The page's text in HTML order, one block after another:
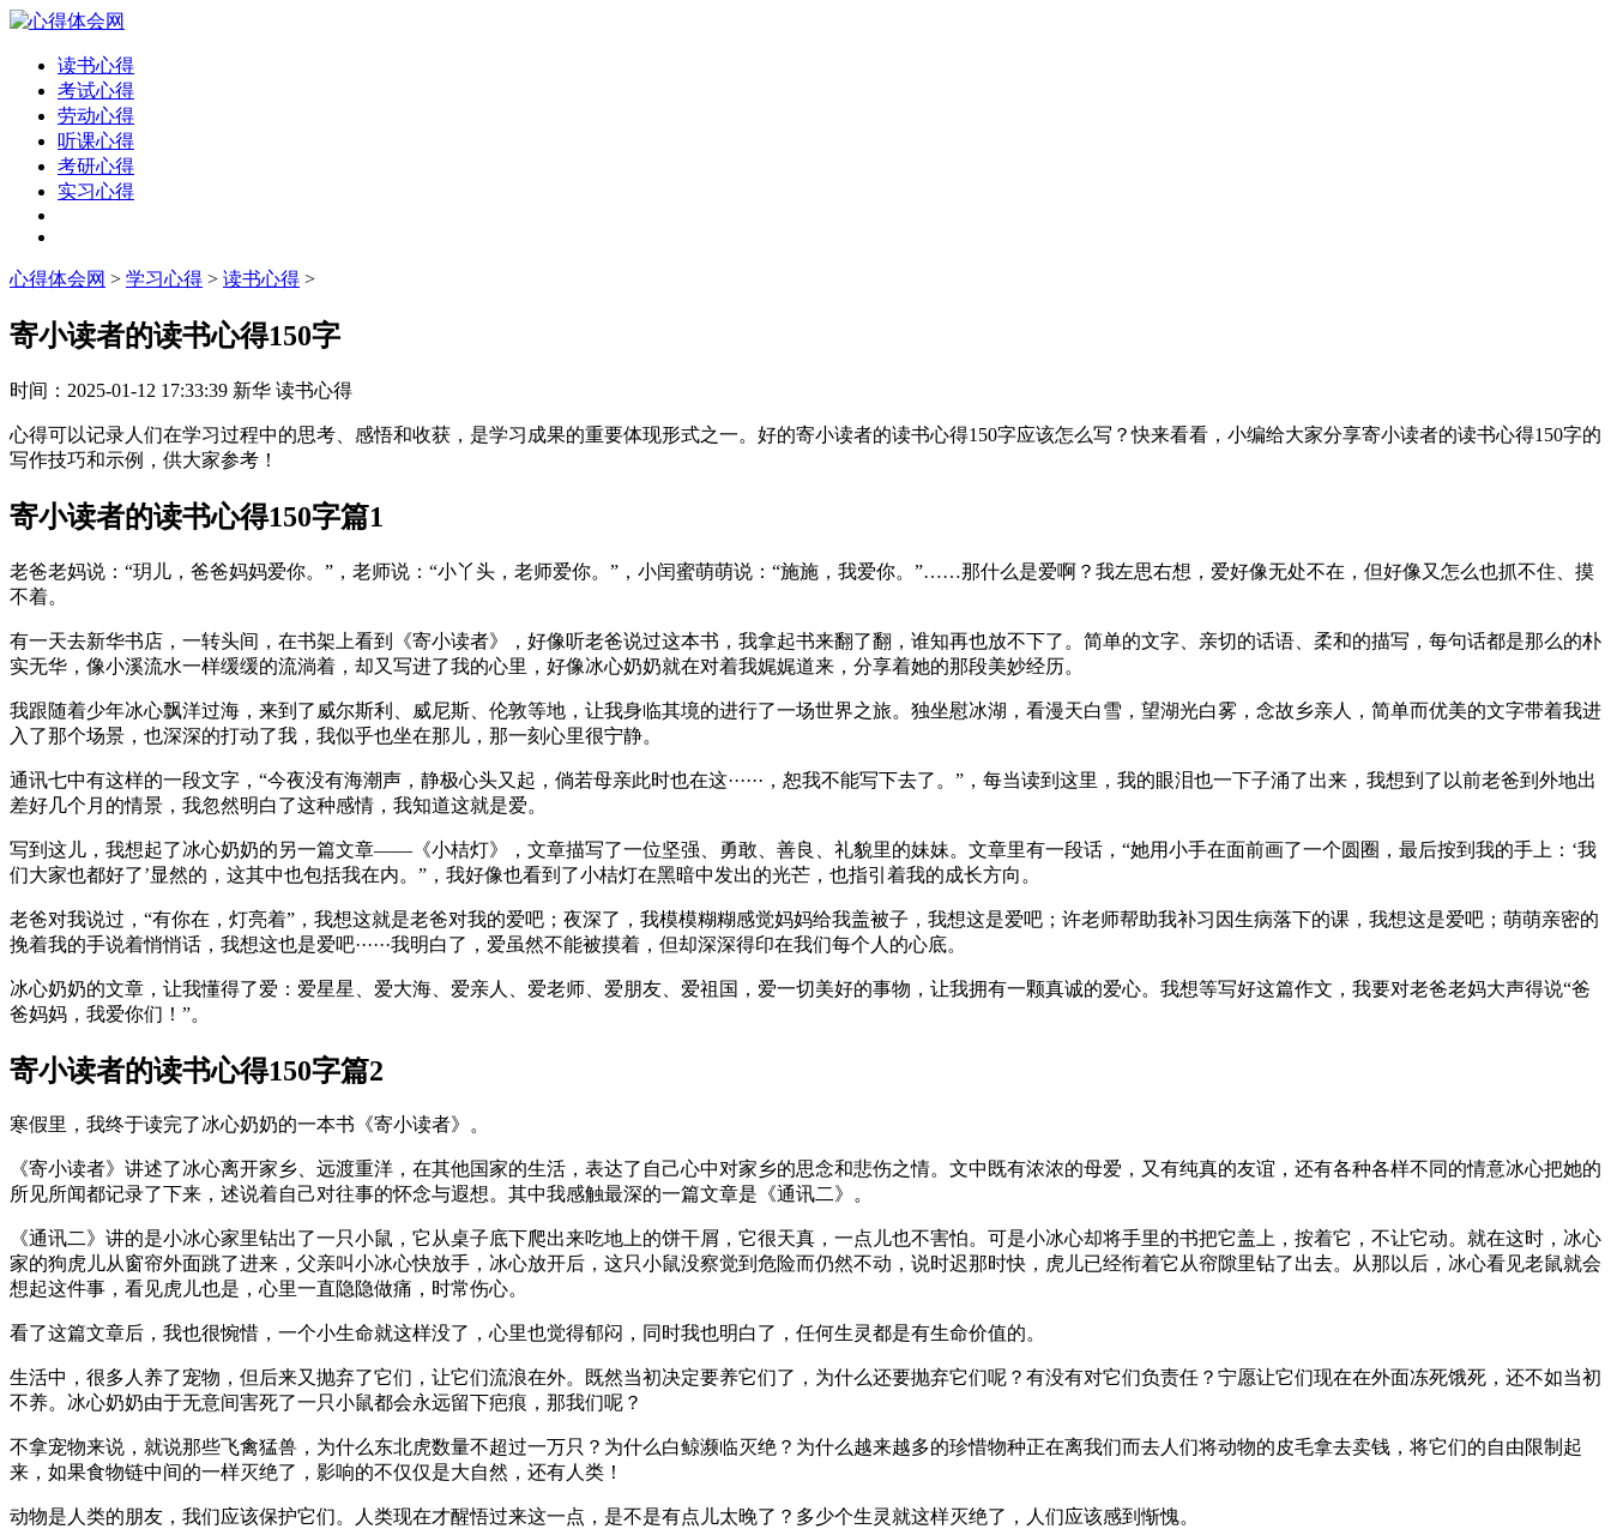
读书心得
考试心得
劳动心得
听课心得
考研心得
实习心得
心得体会网 > 学习心得 > 读书心得 >
寄小读者的读书心得150字
时间： 2025-01-12 17:33:39 新华 读书心得
心得可以记录人们在学习过程中的思考、感悟和收获，是学习成果的重要体现形式之一。好的寄小读者的读书心得150字应该怎么写？快来看看，小编给大家分享寄小读者的读书心得150字的
写作技巧和示例，供大家参考！
寄小读者的读书心得150字篇1
老爸老妈说：“玥儿，爸爸妈妈爱你。”，老师说：“小丫头，老师爱你。”，小闰蜜萌萌说：“施施，我爱你。”……那什么是爱啊？我左思右想，爱好像无处不在，但好像又怎么也抓不住、摸
不着。
有一天去新华书店，一转头间，在书架上看到《寄小读者》，好像听老爸说过这本书，我拿起书来翻了翻，谁知再也放不下了。简单的文字、亲切的话语、柔和的描写，每句话都是那么的朴
实无华，像小溪流水一样缓缓的流淌着，却又写进了我的心里，好像冰心奶奶就在对着我娓娓道来，分享着她的那段美妙经历。
我跟随着少年冰心飘洋过海，来到了威尔斯利、威尼斯、伦敦等地，让我身临其境的进行了一场世界之旅。独坐慰冰湖，看漫天白雪，望湖光白雾，念故乡亲人，简单而优美的文字带着我进
入了那个场景，也深深的打动了我，我似乎也坐在那儿，那一刻心里很宁静。
通讯七中有这样的一段文字，“今夜没有海潮声，静极心头又起，倘若母亲此时也在这······，恕我不能写下去了。”，每当读到这里，我的眼泪也一下子涌了出来，我想到了以前老爸到外地出
差好几个月的情景，我忽然明白了这种感情，我知道这就是爱。
写到这儿，我想起了冰心奶奶的另一篇文章——《小桔灯》，文章描写了一位坚强、勇敢、善良、礼貌里的妹妹。文章里有一段话，“她用小手在面前画了一个圆圈，最后按到我的手上：‘我
们大家也都好了’显然的，这其中也包括我在内。”，我好像也看到了小桔灯在黑暗中发出的光芒，也指引着我的成长方向。
老爸对我说过，“有你在，灯亮着”，我想这就是老爸对我的爱吧；夜深了，我模模糊糊感觉妈妈给我盖被子，我想这是爱吧；许老师帮助我补习因生病落下的课，我想这是爱吧；萌萌亲密的
挽着我的手说着悄悄话，我想这也是爱吧······我明白了，爱虽然不能被摸着，但却深深得印在我们每个人的心底。
冰心奶奶的文章，让我懂得了爱：爱星星、爱大海、爱亲人、爱老师、爱朋友、爱祖国，爱一切美好的事物，让我拥有一颗真诚的爱心。我想等写好这篇作文，我要对老爸老妈大声得说“爸
爸妈妈，我爱你们！”。
寄小读者的读书心得150字篇2
寒假里，我终于读完了冰心奶奶的一本书《寄小读者》。
《寄小读者》讲述了冰心离开家乡、远渡重洋，在其他国家的生活，表达了自己心中对家乡的思念和悲伤之情。文中既有浓浓的母爱，又有纯真的友谊，还有各种各样不同的情意冰心把她的
所见所闻都记录了下来，述说着自己对往事的怀念与遐想。其中我感触最深的一篇文章是《通讯二》。
《通讯二》讲的是小冰心家里钻出了一只小鼠，它从桌子底下爬出来吃地上的饼干屑，它很天真，一点儿也不害怕。可是小冰心却将手里的书把它盖上，按着它，不让它动。就在这时，冰心
家的狗虎儿从窗帘外面跳了进来，父亲叫小冰心快放手，冰心放开后，这只小鼠没察觉到危险而仍然不动，说时迟那时快，虎儿已经衔着它从帘隙里钻了出去。从那以后，冰心看见老鼠就会
想起这件事，看见虎儿也是，心里一直隐隐做痛，时常伤心。
看了这篇文章后，我也很惋惜，一个小生命就这样没了，心里也觉得郁闷，同时我也明白了，任何生灵都是有生命价值的。
生活中，很多人养了宠物，但后来又抛弃了它们，让它们流浪在外。既然当初决定要养它们了，为什么还要抛弃它们呢？有没有对它们负责任？宁愿让它们现在在外面冻死饿死，还不如当初
不养。冰心奶奶由于无意间害死了一只小鼠都会永远留下疤痕，那我们呢？
不拿宠物来说，就说那些飞禽猛兽，为什么东北虎数量不超过一万只？为什么白鲸濒临灭绝？为什么越来越多的珍惜物种正在离我们而去人们将动物的皮毛拿去卖钱，将它们的自由限制起
来，如果食物链中间的一样灭绝了，影响的不仅仅是大自然，还有人类！
动物是人类的朋友，我们应该保护它们。人类现在才醒悟过来这一点，是不是有点儿太晚了？多少个生灵就这样灭绝了，人们应该感到惭愧。